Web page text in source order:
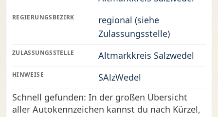
REGIERUNGSBEZIRK
regional (siehe
Zulassungsstelle)
ZULASSUNGSSTELLE Altmarkkreis Salzwedel
HINWEISE
SAlzWedel
Schnell gefunden: In der großen Übersicht
aller Autokennzeichen kannst du nach Kürzel,